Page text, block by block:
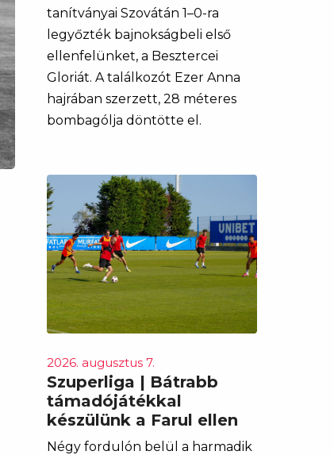
tanítványai Szovátán 1–0-ra
legyőzték bajnokságbeli első
ellenfelünket, a Besztercei
Gloriát. A találkozót Ezer Anna
hajrában szerzett, 28 méteres
bombagólja döntötte el.
2026. augusztus 7.
Szuperliga | Bátrabb
támadójátékkal
készülünk a Farul ellen
Négy fordulón belül a harmadik